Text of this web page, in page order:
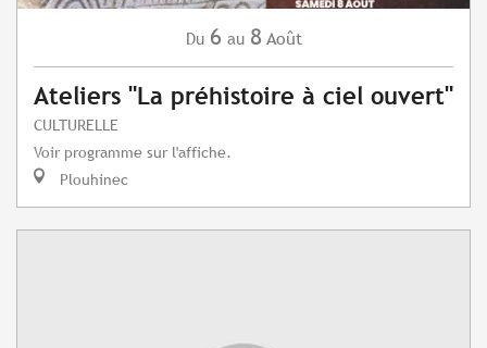
Du 6 au 8 Août
Ateliers "La préhistoire à ciel ouvert"
CULTURELLE
Voir programme sur l'affiche.
Plouhinec